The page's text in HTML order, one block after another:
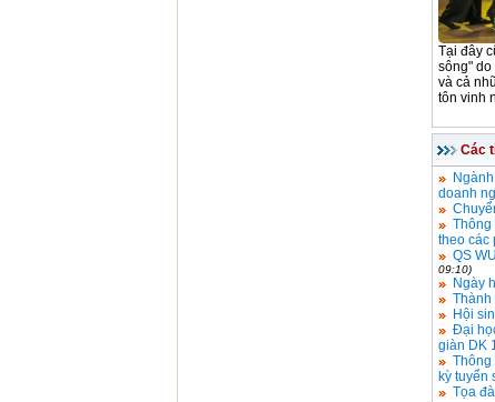
Tại đây
sông"
và cả
tôn vinh
Các
doanh
Thông
theo các
QS
09:10)
Ngày
Thành
Hội
Đại
giàn DK
Thông
kỳ tuyển
Tọa